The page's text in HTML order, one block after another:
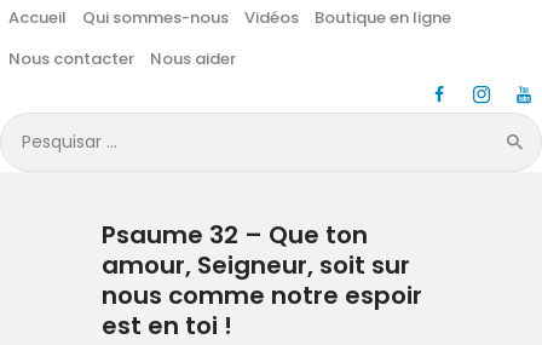
Accueil Qui sommes-nous Vidéos
Boutique en ligne
Nous contacter
Nous aider
Pesquisar
por:
Vidéos
Boutique en ligne
Nous aider
Psaume 32 – Que ton
amour, Seigneur, soit sur
nous comme notre espoir
est en toi !